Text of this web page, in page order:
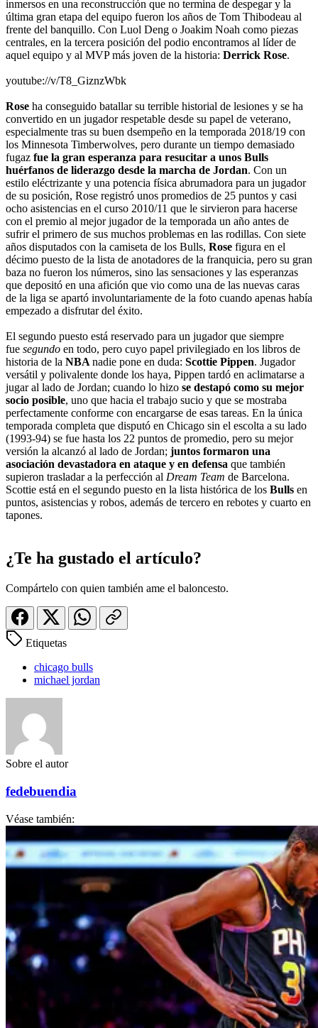
inmersos en una reconstrucción que no termina de despegar y la
última gran etapa del equipo fueron los años de Tom Thibodeau al
frente del banquillo. Con Luol Deng o Joakim Noah como piezas
centrales, en la tercera posición del podio encontramos al líder de
aquel equipo y al MVP más joven de la historia: Derrick Rose.
youtube://v/T8_GiznzWbk
Rose ha conseguido batallar su terrible historial de lesiones y se ha
convertido en un jugador respetable desde su papel de veterano,
especialmente tras su buen dsempeño en la temporada 2018/19 con
los Minnesota Timberwolves, pero durante un tiempo demasiado
fugaz fue la gran esperanza para resucitar a unos Bulls
huérfanos de liderazgo desde la marcha de Jordan. Con un
estilo eléctrizante y una potencia física abrumadora para un jugador
de su posición, Rose registró unos promedios de 25 puntos y casi
ocho asistencias en el curso 2010/11 que le sirvieron para hacerse
con el premio al mejor jugador de la temporada un año antes de
sufrir el primero de sus muchos problemas en las rodillas. Con siete
años disputados con la camiseta de los Bulls, Rose figura en el
décimo puesto de la lista de anotadores de la franquicia, pero su gran
baza no fueron los números, sino las sensaciones y las esperanzas
que depositó en una afición que vio como una de las nuevas caras
de la liga se apartó involuntariamente de la foto cuando apenas había
empezado a disfrutar del éxito.
El segundo puesto está reservado para un jugador que siempre
fue segundo en todo, pero cuyo papel privilegiado en los libros de
historia de la NBA nadie pone en duda: Scottie Pippen. Jugador
versátil y polivalente donde los haya, Pippen tardó en aclimatarse a
jugar al lado de Jordan; cuando lo hizo se destapó como su mejor
socio posible, uno que hacia el trabajo sucio y que se mostraba
perfectamente conforme con encargarse de esas tareas. En la única
temporada completa que disputó en Chicago sin el escolta a su lado
(1993-94) se fue hasta los 22 puntos de promedio, pero su mejor
versión la alcanzó al lado de Jordan; juntos formaron una
asociación devastadora en ataque y en defensa que también
supieron trasladar a la perfección al Dream Team de Barcelona.
Scottie está en el segundo puesto en la lista histórica de los Bulls en
puntos, asistencias y robos, además de tercero en rebotes y cuarto en
tapones.
¿Te ha gustado el artículo?
Compártelo con quien también ame el baloncesto.
Etiquetas
chicago bulls
michael jordan
Sobre el autor
fedebuendia
Véase también: